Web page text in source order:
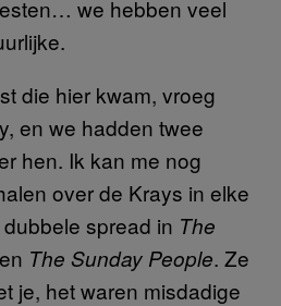
we hebben veel
die hier kwam, vroeg
en we hadden twee
hen. Ik kan me nog
over de Krays in elke
spread in The
en The Sunday People. Ze
je, het waren misdadige